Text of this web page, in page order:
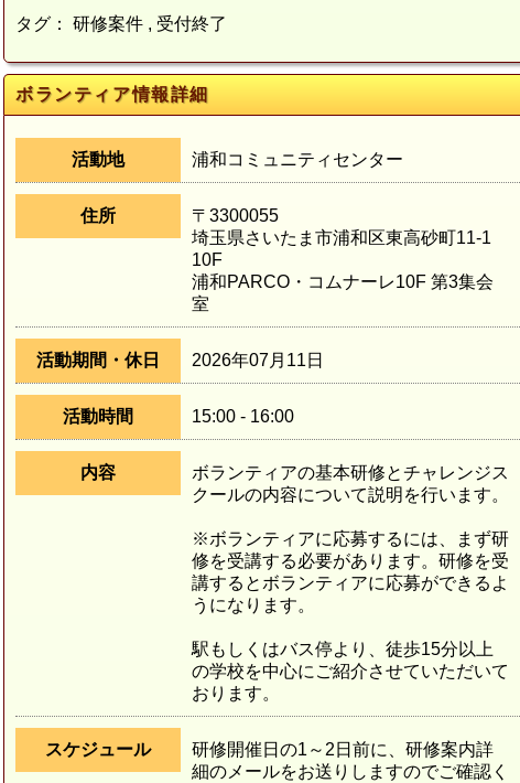
タグ： 研修案件 , 受付終了
ボランティア情報詳細
活動地 浦和コミュニティセンター
住所
〒3300055
埼玉県さいたま市浦和区東高砂町11-1
10F
浦和PARCO・コムナーレ10F 第3集会
室
活動期間・休日 2026年07月11日
活動時間 15:00 - 16:00
内容
ボランティアの基本研修とチャレンジス
クールの内容について説明を行います。
※ボランティアに応募するには、まず研
修を受講する必要があります。研修を受
講するとボランティアに応募ができるよ
うになります。
駅もしくはバス停より、徒歩15分以上
の学校を中心にご紹介させていただいて
おります。
スケジュール
研修開催日の1～2日前に、研修案内詳
細のメールをお送りしますのでご確認く